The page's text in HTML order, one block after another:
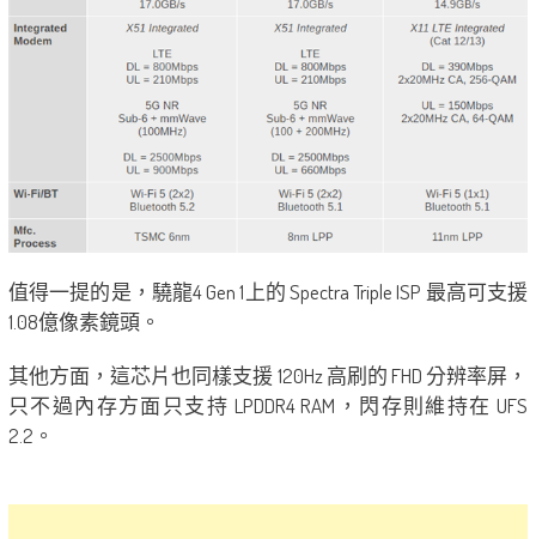
值得一提的是，驍龍4 Gen 1上的 Spectra Triple ISP 最高可支援
1.08億像素鏡頭。
其他方面，這芯片也同樣支援 120Hz 高刷的 FHD 分辨率屏，
只不過內存方面只支持 LPDDR4 RAM，閃存則維持在 UFS
2.2。